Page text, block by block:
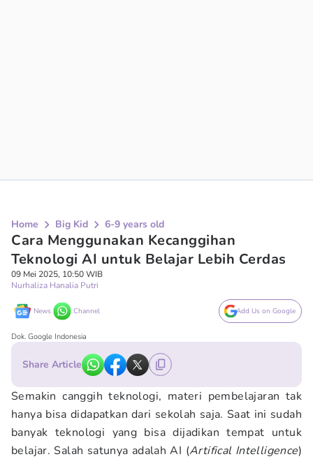
Home Big Kid 6-9 years old
Cara Menggunakan Kecanggihan
Teknologi AI untuk Belajar Lebih Cerdas
09 Mei 2025, 10:50 WIB
Nurhaliza Hanalia Putri
News Channel Add Us on Google
Dok. Google Indonesia
Share Article
Semakin canggih teknologi, materi pembelajaran tak
hanya bisa didapatkan dari sekolah saja. Saat ini sudah
banyak teknologi yang bisa dijadikan tempat untuk
belajar. Salah satunya adalah AI (Artifical Intelligence)